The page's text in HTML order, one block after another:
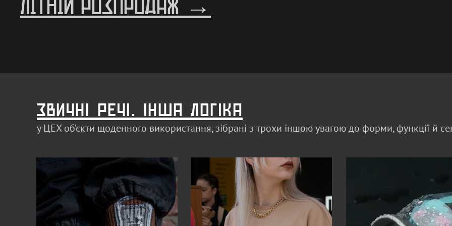
ЛІТНІЙ РОЗПРОДАЖ →
звичні речі. інша логіка
у ЦЕХ об’єкти щоденного використання, зібрані з трохи іншою увагою до форми, функції й